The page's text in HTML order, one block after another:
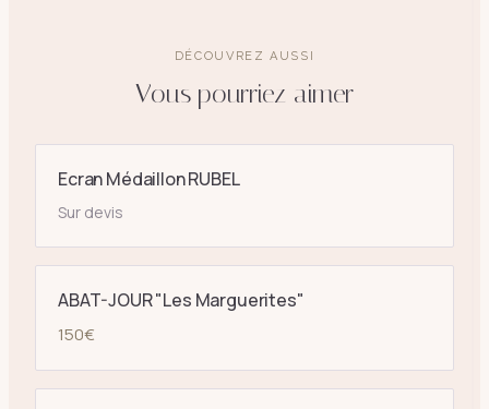
DÉCOUVREZ AUSSI
Vous pourriez aimer
Ecran Médaillon RUBEL
Sur devis
ABAT-JOUR "Les Marguerites"
150€